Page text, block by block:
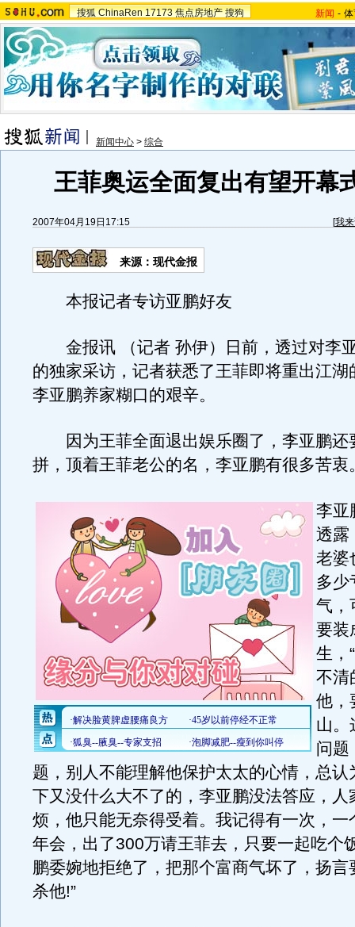
搜狐 ChinaRen 17173 焦点房地产 搜狗 新闻 -
新闻中心 > 综合
王菲奥运全面复出有望开幕
2007年04月19日17:15 [我
来源：现代金报
本报记者专访亚鹏好友
金报讯 （记者 孙伊）日前，透过对李
的独家采访，记者获悉了王菲即将重出江湖
李亚鹏养家糊口的艰辛。
因为王菲全面退出娱乐圈了，李亚鹏还
拼，顶着王菲老公的名，李亚鹏有很多苦衷
李亚
透露
老婆
多少
气，
要装
生，
不清
他，
山。
问题
题，别人不能理解他保护太太的心情，总认
下又没什么大不了的，李亚鹏没法答应，人
烦，他只能无奈得受着。我记得有一次，一
年会，出了300万请王菲去，只要一起吃个
鹏委婉地拒绝了，把那个富商气坏了，扬言
杀他!”